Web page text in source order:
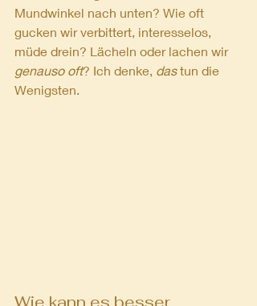
Mundwinkel nach unten? Wie oft
gucken wir verbittert, interesselos,
müde drein? Lächeln oder lachen wir
genauso oft? Ich denke, das tun die
Wenigsten.